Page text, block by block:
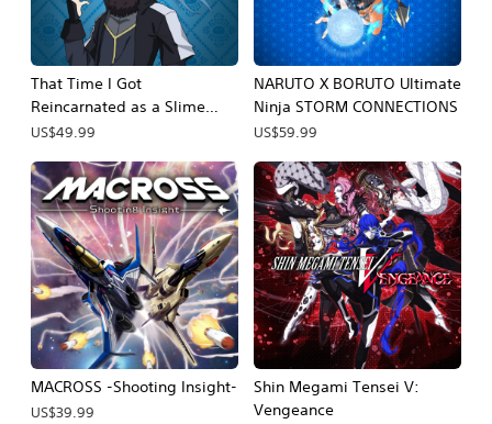
That Time I Got
Reincarnated as a Slime
ISEKAI Chronicles
US$49.99
NARUTO X BORUTO Ultimate
Ninja STORM CONNECTIONS
US$59.99
MACROSS -Shooting Insight-
US$39.99
Shin Megami Tensei V:
Vengeance